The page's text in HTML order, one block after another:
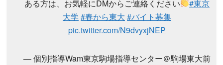
ある方は、お気軽にDMからご連絡ください
#東京
大学 #春から東大 #バイト募集
pic.twitter.com/N9dvyxjNEP
— 個別指導Wam東京駒場指導センター＠駒場東大前